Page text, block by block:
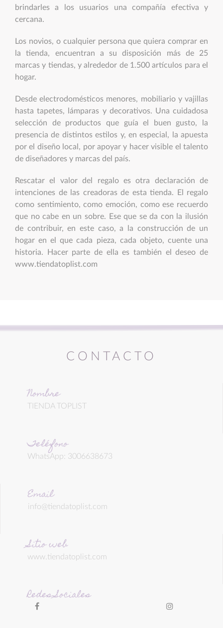
brindarles a los usuarios una compañía efectiva y
cercana.
Los novios, o cualquier persona que quiera comprar en
la tienda, encuentran a su disposición más de 25
marcas y tiendas, y alrededor de 1.500 artículos para el
hogar.
Desde electrodomésticos menores, mobiliario y vajillas
hasta tapetes, lámparas y decorativos. Una cuidadosa
selección de productos que guía el buen gusto, la
presencia de distintos estilos y, en especial, la apuesta
por el diseño local, por apoyar y hacer visible el talento
de diseñadores y marcas del país.
Rescatar el valor del regalo es otra declaración de
intenciones de las creadoras de esta tienda. El regalo
como sentimiento, como emoción, como ese recuerdo
que no cabe en un sobre. Ese que se da con la ilusión
de contribuir, en este caso, a la construcción de un
hogar en el que cada pieza, cada objeto, cuente una
historia. Hacer parte de ella es también el deseo de
www.tiendatoplist.com
CONTACTO
Nombre
TIENDA TOPLIST
Teléfono
WhatsApp: 3006638673
Email
info@tiendatoplist.com
Sitio web
www.tiendatoplist.com
Redes Sociales